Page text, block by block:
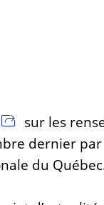
sur les
dernier
du